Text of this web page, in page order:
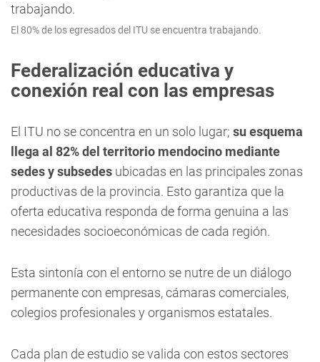
El 80% de los egresados del ITU se encuentra trabajando.
Federalización educativa y
conexión real con las empresas
El ITU no se concentra en un solo lugar; su esquema
llega al 82% del territorio mendocino mediante
sedes y subsedes ubicadas en las principales zonas
productivas de la provincia. Esto garantiza que la
oferta educativa responda de forma genuina a las
necesidades socioeconómicas de cada región.
Esta sintonía con el entorno se nutre de un diálogo
permanente con empresas, cámaras comerciales,
colegios profesionales y organismos estatales.
Cada plan de estudio se valida con estos sectores